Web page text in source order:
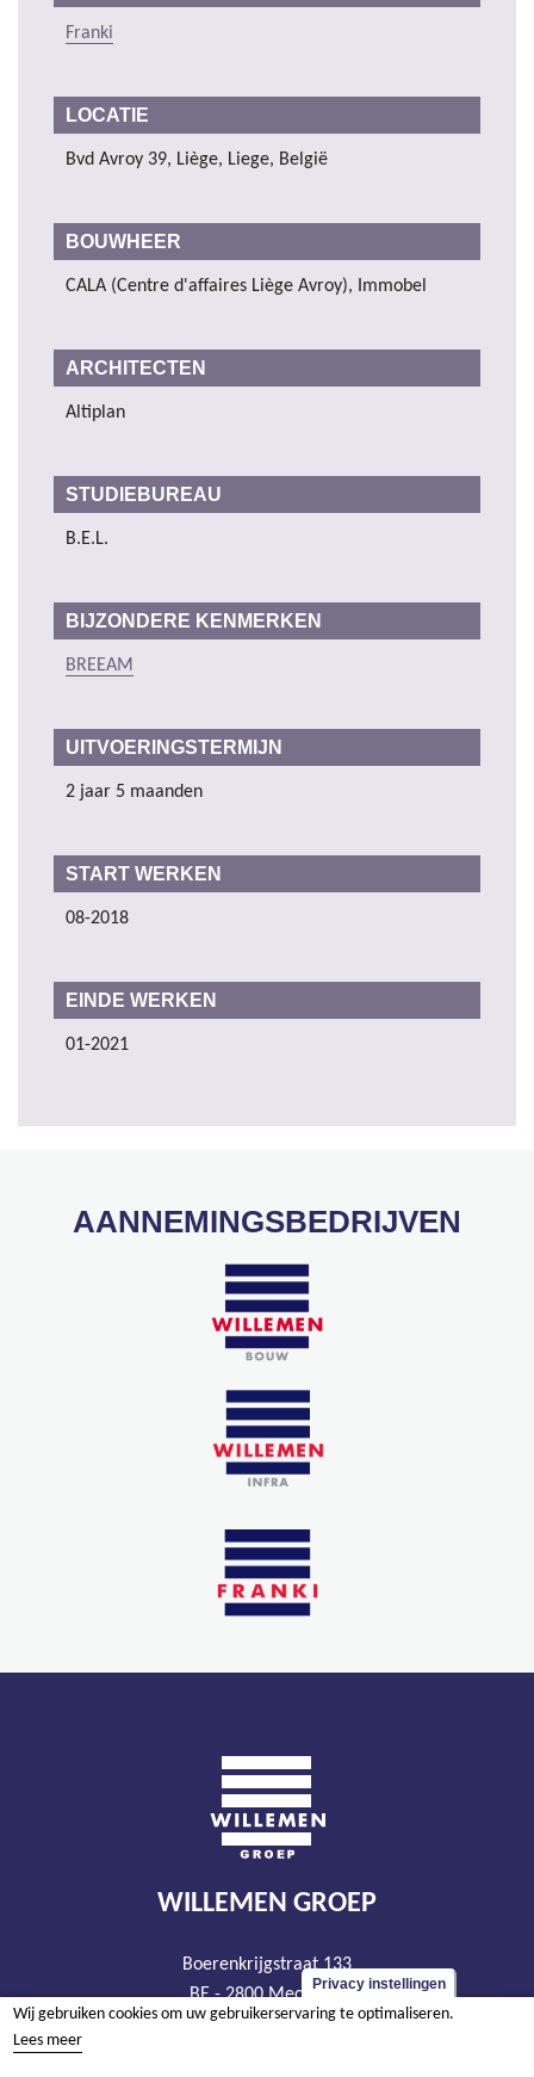
Franki
LOCATIE
Bvd Avroy 39, Liège, Liege, België
BOUWHEER
CALA (Centre d'affaires Liège Avroy), Immobel
ARCHITECTEN
Altiplan
STUDIEBUREAU
B.E.L.
BIJZONDERE KENMERKEN
BREEAM
UITVOERINGSTERMIJN
2 jaar 5 maanden
START WERKEN
08-2018
EINDE WERKEN
01-2021
AANNEMINGSBEDRIJVEN
WILLEMEN GROEP
Boerenkrijgstraat 133
BE - 2800 Mechelen
tel +32 15 569 965
Privacy instellingen
Wij gebruiken cookies om uw gebruikerservaring te optimaliseren.
Lees meer